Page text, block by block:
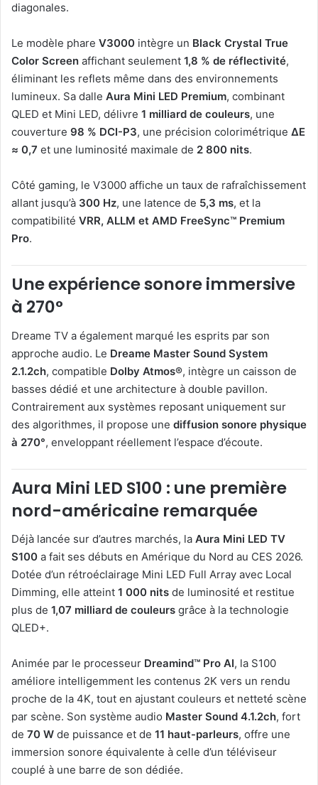
diagonales.
Le modèle phare V3000 intègre un Black Crystal True
Color Screen affichant seulement 1,8 % de réflectivité,
éliminant les reflets même dans des environnements
lumineux. Sa dalle Aura Mini LED Premium, combinant
QLED et Mini LED, délivre 1 milliard de couleurs, une
couverture 98 % DCI-P3, une précision colorimétrique ΔE
≈ 0,7 et une luminosité maximale de 2 800 nits.
Côté gaming, le V3000 affiche un taux de rafraîchissement
allant jusqu’à 300 Hz, une latence de 5,3 ms, et la
compatibilité VRR, ALLM et AMD FreeSync™ Premium
Pro.
Une expérience sonore immersive
à 270°
Dreame TV a également marqué les esprits par son
approche audio. Le Dreame Master Sound System
2.1.2ch, compatible Dolby Atmos®, intègre un caisson de
basses dédié et une architecture à double pavillon.
Contrairement aux systèmes reposant uniquement sur
des algorithmes, il propose une diffusion sonore physique
à 270°, enveloppant réellement l’espace d’écoute.
Aura Mini LED S100 : une première
nord-américaine remarquée
Déjà lancée sur d’autres marchés, la Aura Mini LED TV
S100 a fait ses débuts en Amérique du Nord au CES 2026.
Dotée d’un rétroéclairage Mini LED Full Array avec Local
Dimming, elle atteint 1 000 nits de luminosité et restitue
plus de 1,07 milliard de couleurs grâce à la technologie
QLED+.
Animée par le processeur Dreamind™ Pro AI, la S100
améliore intelligemment les contenus 2K vers un rendu
proche de la 4K, tout en ajustant couleurs et netteté scène
par scène. Son système audio Master Sound 4.1.2ch, fort
de 70 W de puissance et de 11 haut-parleurs, offre une
immersion sonore équivalente à celle d’un téléviseur
couplé à une barre de son dédiée.